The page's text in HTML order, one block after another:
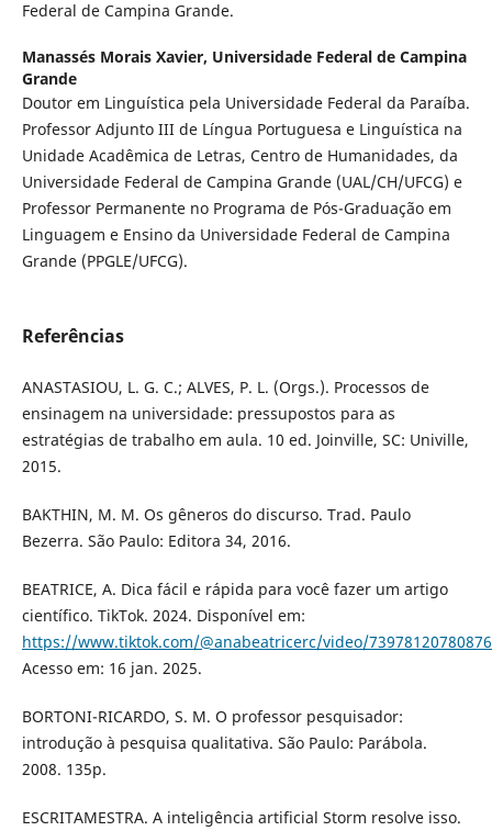
Federal de Campina Grande.
Manassés Morais Xavier, Universidade Federal de Campina
Grande
Doutor em Linguística pela Universidade Federal da Paraíba.
Professor Adjunto III de Língua Portuguesa e Linguística na
Unidade Acadêmica de Letras, Centro de Humanidades, da
Universidade Federal de Campina Grande (UAL/CH/UFCG) e
Professor Permanente no Programa de Pós-Graduação em
Linguagem e Ensino da Universidade Federal de Campina
Grande (PPGLE/UFCG).
Referências
ANASTASIOU, L. G. C.; ALVES, P. L. (Orgs.). Processos de
ensinagem na universidade: pressupostos para as
estratégias de trabalho em aula. 10 ed. Joinville, SC: Univille,
2015.
BAKTHIN, M. M. Os gêneros do discurso. Trad. Paulo
Bezerra. São Paulo: Editora 34, 2016.
BEATRICE, A. Dica fácil e rápida para você fazer um artigo
científico. TikTok. 2024. Disponível em:
https://www.tiktok.com/@anabeatricerc/video/
Acesso em: 16 jan. 2025.
BORTONI-RICARDO, S. M. O professor pesquisador:
introdução à pesquisa qualitativa. São Paulo: Parábola.
2008. 135p.
ESCRITAMESTRA. A inteligência artificial Storm resolve isso.